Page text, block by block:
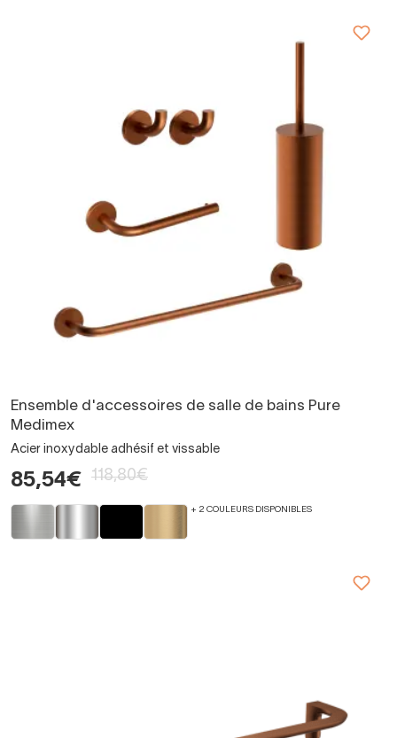
Ensemble d'accessoires de salle de bains Pure
Medimex
Acier inoxydable adhésif et vissable
85,54€ 118,80€
+ 2 COULEURS DISPONIBLES